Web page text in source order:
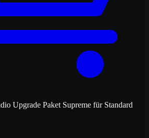
Upgrade Paket Supreme für Standard